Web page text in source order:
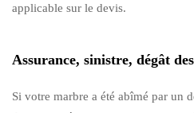
applicable sur le devis.
Assurance, sinistre, dégât
Si votre marbre a été abîmé par un